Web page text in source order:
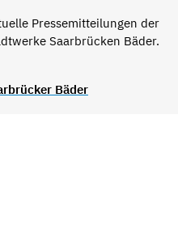
Pressemitteilungen der
Saarbrücken Bäder.
Bäder